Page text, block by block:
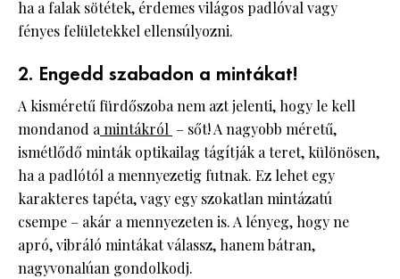
ha a falak sötétek, érdemes világos padlóval vagy
fényes felületekkel ellensúlyozni.
2. Engedd szabadon a mintákat!
A kisméretű fürdőszoba nem azt jelenti, hogy le kell
mondanod amintákról – sőt! A nagyobb méretű,
ismétlődő minták optikailag tágítják a teret, különösen,
ha a padlótól a mennyezetig futnak. Ez lehet egy
karakteres tapéta, vagy egy szokatlan mintázatú
csempe – akár a mennyezeten is. A lényeg, hogy ne
apró, vibráló mintákat válassz, hanem bátran,
nagyvonalúan gondolkodj.